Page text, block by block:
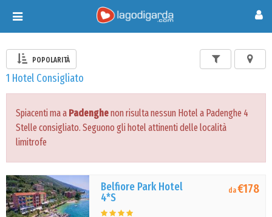
Toggle
navigation
POPOLARITÀ
1 Hotel Consigliato
Spiacenti ma a Padenghenon risulta nessun Hotel a Padenghe 4
Stelle consigliato. Seguono gli hotel attinenti delle località
limitrofe
Belfiore Park Hotel
4*S
da€178